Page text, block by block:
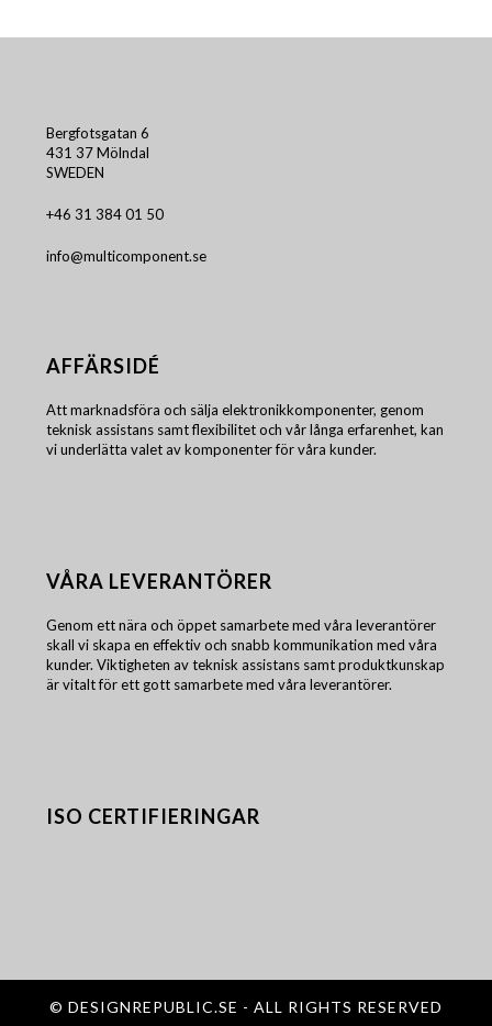
Bergfotsgatan 6
431 37 Mölndal
SWEDEN
+46 31 384 01 50
info@multicomponent.se
AFFÄRSIDÉ
Att marknadsföra och sälja elektronikkomponenter, genom
teknisk assistans samt flexibilitet och vår långa erfarenhet, kan
vi underlätta valet av komponenter för våra kunder.
VÅRA LEVERANTÖRER
Genom ett nära och öppet samarbete med våra leverantörer
skall vi skapa en effektiv och snabb kommunikation med våra
kunder. Viktigheten av teknisk assistans samt produktkunskap
är vitalt för ett gott samarbete med våra leverantörer.
ISO CERTIFIERINGAR
© DESIGNREPUBLIC.SE - ALL RIGHTS RESERVED